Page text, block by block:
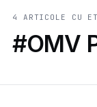
4 ARTICOLE CU
#OMV